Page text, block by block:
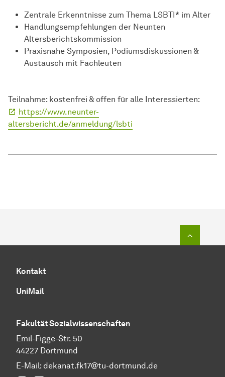
Zentrale Erkenntnisse zum Thema LSBTI* im Alter
Handlungsempfehlungen der Neunten
Altersberichtskommission
Praxisnahe Symposien, Podiumsdiskussionen &
Austausch mit Fachleuten
Teilnahme: kostenfrei & offen für alle Interessierten:
https://www.neunter-
altersbericht.de/anmeldung/lsbti
Kontakt
UniMail
FakultätSozial­wissen­schaften
Emil-Figge-Str. 50
44227 Dortmund
E-Mail: dekanat.fk17@tu-dortmund.de